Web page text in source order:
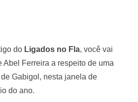
do Ligados no Fla, você vai
Abel Ferreira a respeito de uma
Gabigol, nesta janela de
do ano.